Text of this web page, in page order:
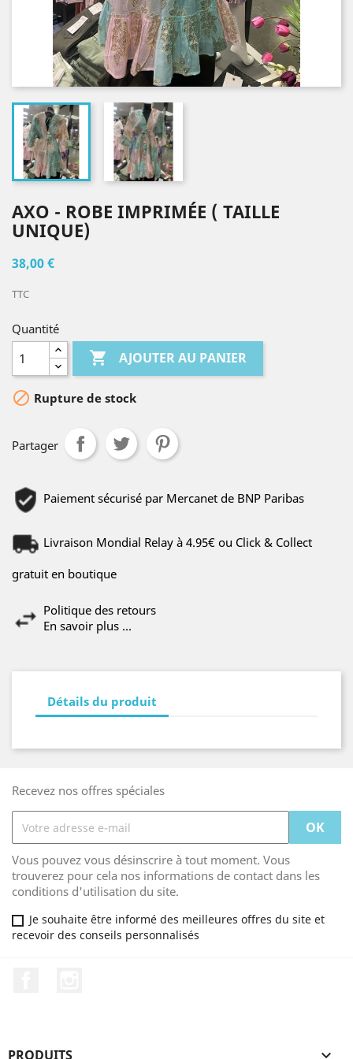
AXO - ROBE IMPRIMÉE ( TAILLE
UNIQUE)
38,00 €
TTC
Quantité
 AJOUTER AU PANIER
 Rupture de stock
Partager
Paiement sécurisé par Mercanet de BNP Paribas
Livraison Mondial Relay à 4.95€ ou Click & Collect
gratuit en boutique
Politique des retours
En savoir plus ...
Détails du produit
Recevez nos offres spéciales
Vous pouvez vous désinscrire à tout moment. Vous
trouverez pour cela nos informations de contact dans les
conditions d'utilisation du site.
Je souhaite être informé des meilleures offres du site et
recevoir des conseils personnalisés
PRODUITS